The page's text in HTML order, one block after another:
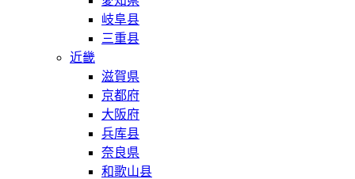
岐阜县
三重县
近畿
滋賀県
京都府
大阪府
兵库县
奈良県
和歌山县